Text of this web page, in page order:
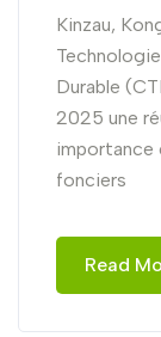
Kinzau,
Durable
2025 une
importance
fonciers
Read